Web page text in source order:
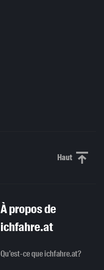
HautHaut de
À propos de
ichfahre.at
Qu’est-ce que ichfahre.at?